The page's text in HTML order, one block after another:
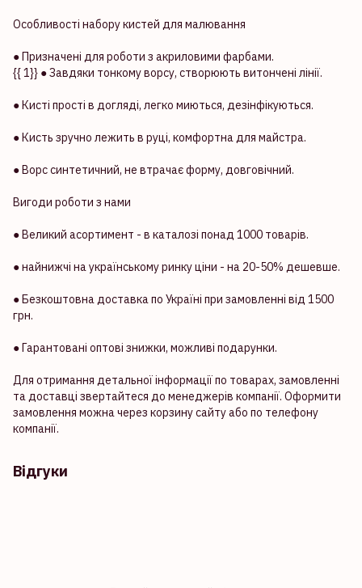
Особливості набору кистей для малювання
● Призначені для роботи з акриловими фарбами.
{{ 1}} ● Завдяки тонкому ворсу, створюють витончені лінії.
● Кисті прості в догляді, легко миються, дезінфікуються.
● Кисть зручно лежить в руці, комфортна для майстра.
● Ворс синтетичний, не втрачає форму, довговічний.
Вигоди роботи з нами
● Великий асортимент - в каталозі понад 1000 товарів.
● найнижчі на українському ринку ціни - на 20-50% дешевше.
● Безкоштовна доставка по Україні при замовленні від 1500
грн.
● Гарантовані оптові знижки, можливі подарунки.
Для отримання детальної інформації по товарах, замовленні
та доставці звертайтеся до менеджерів компанії. Оформити
замовлення можна через корзину сайту або по телефону
компанії.
Відгуки